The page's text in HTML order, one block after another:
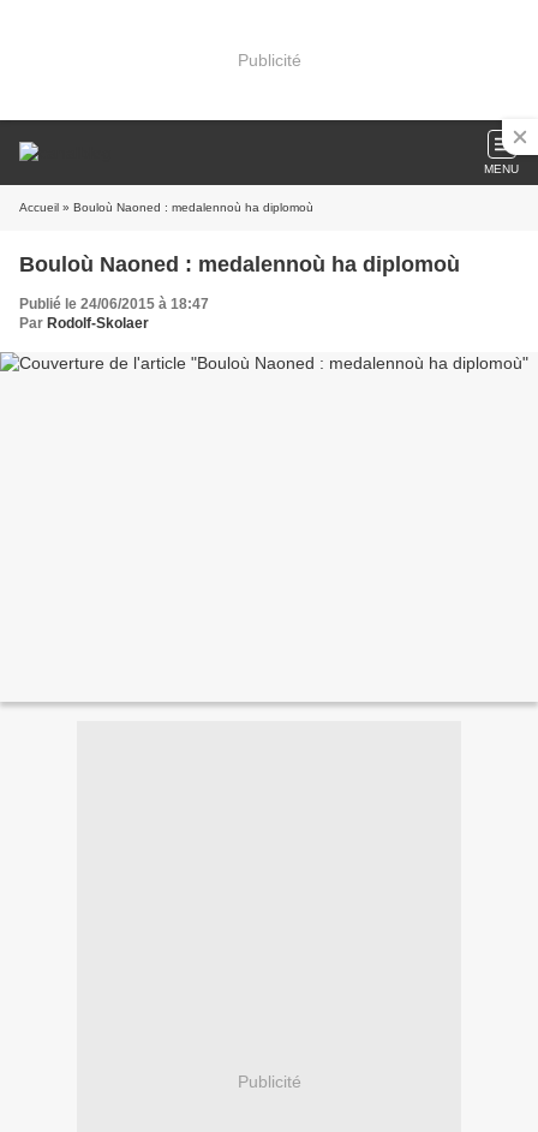
Publicité
MENU
Accueil » Bouloù Naoned : medalennoù ha diplomoù
Bouloù Naoned : medalennoù ha diplomoù
Publié le 24/06/2015 à 18:47
Par Rodolf-Skolaer
Publicité